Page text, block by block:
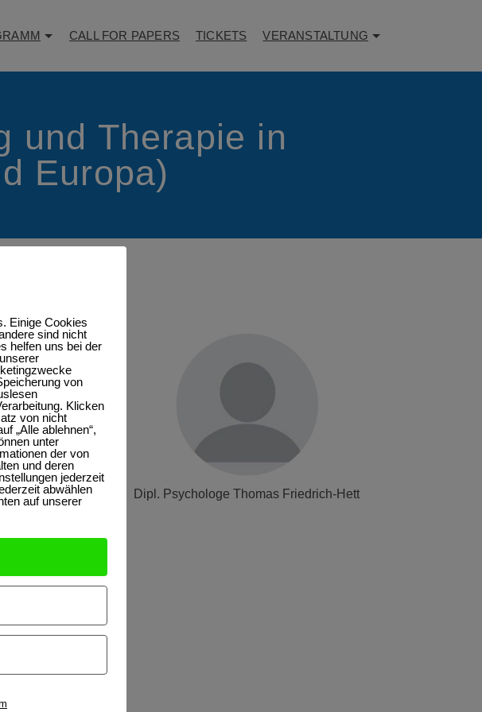
CALL FOR PAPERS TICKETS VERANSTALTUNG
und Therapie in
Europa)
(...)
jeder
Therapie mit
aus
Dipl. Psychologe Thomas Friedrich-Hett
Einige Cookies
sind nicht
helfen uns bei der
von
Klicken
von nicht
„Alle ablehnen“,
unter
der von
und deren
jederzeit
abwählen
auf unserer